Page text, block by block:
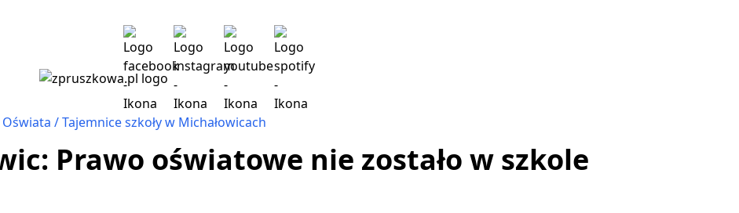
Tajemnice szkoły w Michałowicach
Prawo oświatowe nie zostało w szkole